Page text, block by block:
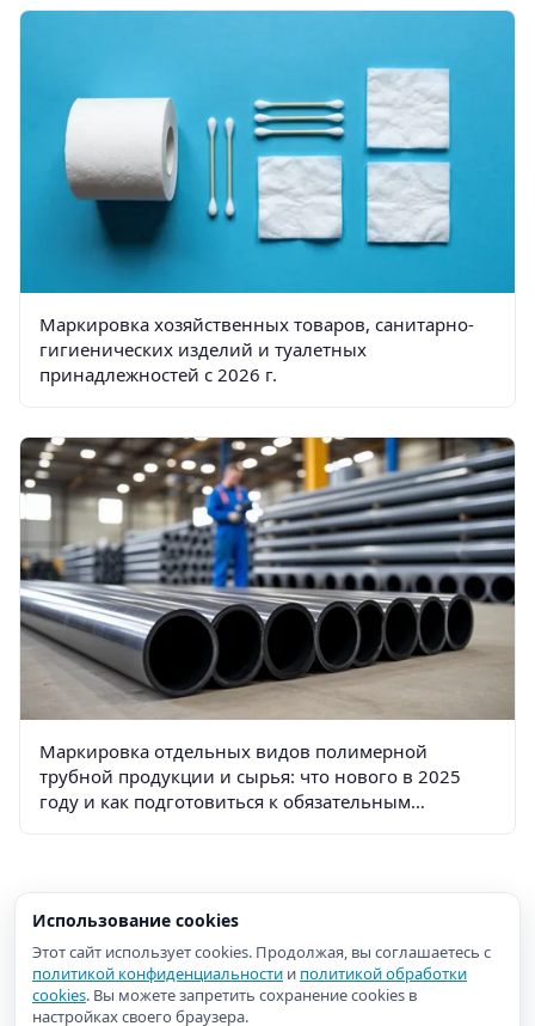
Маркировка хозяйственных товаров, санитарно-
гигиенических изделий и туалетных
принадлежностей с 2026 г.
Маркировка отдельных видов полимерной
трубной продукции и сырья: что нового в 2025
году и как подготовиться к обязательным
Использование cookies
Этот сайт использует cookies. Продолжая, вы соглашаетесь с
политикой конфиденциальности и политикой обработки
cookies. Вы можете запретить сохранение cookies в
настройках своего браузера.